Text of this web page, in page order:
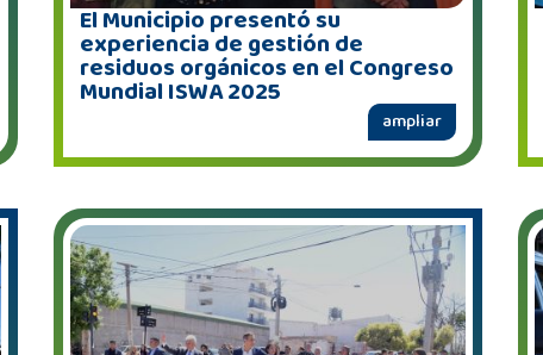
El Municipio presentó su
experiencia de gestión de
residuos orgánicos en el Congreso
Mundial ISWA 2025
ampliar